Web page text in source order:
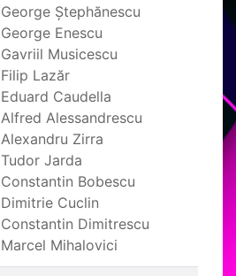
George Ștephănescu
George Enescu
Gavriil Musicescu
Filip Lazăr
Eduard Caudella
Alfred Alessandrescu
Alexandru Zirra
Tudor Jarda
Constantin Bobescu
Dimitrie Cuclin
Constantin Dimitrescu
Marcel Mihalovici